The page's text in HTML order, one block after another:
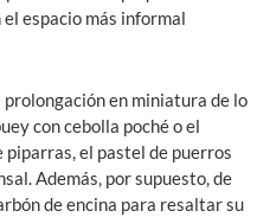
espacio más informal
en miniatura de lo
con cebolla poché o el
piparras, el pastel de puerros
Además, por supuesto, de
de encina para resaltar su